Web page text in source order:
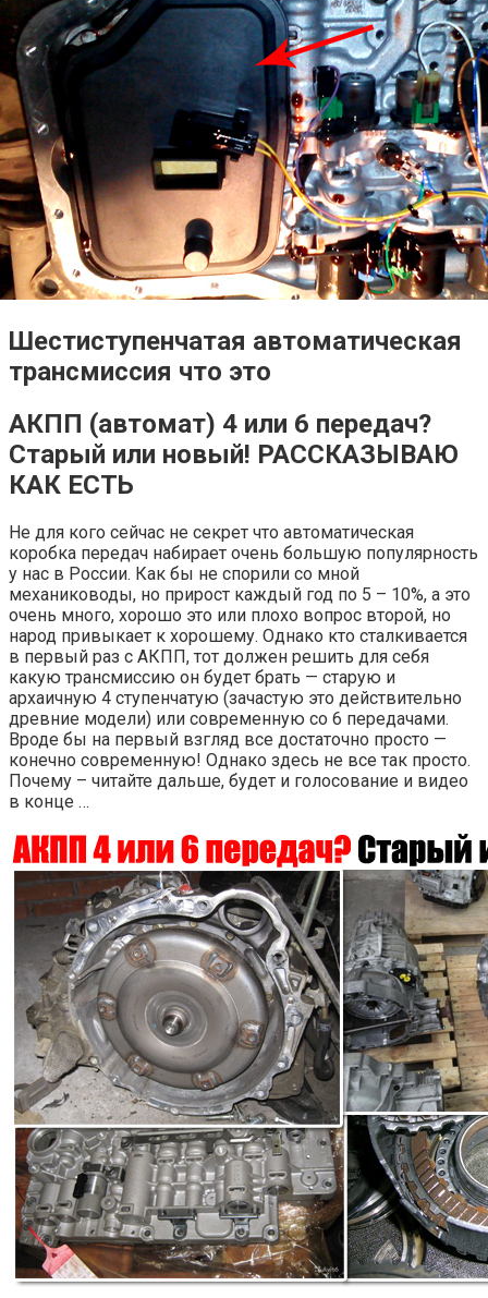
Шестиступенчатая автоматическая
трансмиссия что это
АКПП (автомат) 4 или 6 передач?
Старый или новый! РАССКАЗЫВАЮ
КАК ЕСТЬ
Не для кого сейчас не секрет что автоматическая
коробка передач набирает очень большую популярность
у нас в России. Как бы не спорили со мной
механиководы, но прирост каждый год по 5 – 10%, а это
очень много, хорошо это или плохо вопрос второй, но
народ привыкает к хорошему. Однако кто сталкивается
в первый раз с АКПП, тот должен решить для себя
какую трансмиссию он будет брать — старую и
архаичную 4 ступенчатую (зачастую это действительно
древние модели) или современную со 6 передачами.
Вроде бы на первый взгляд все достаточно просто —
конечно современную! Однако здесь не все так просто.
Почему – читайте дальше, будет и голосование и видео
в конце …